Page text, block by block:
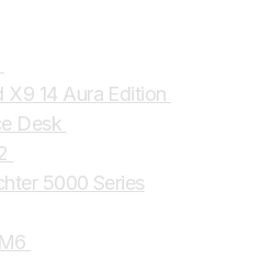
14 Aura Edition
Desk
5000 Series